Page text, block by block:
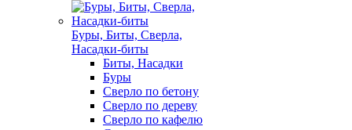
Буры, Биты, Сверла,
Насадки-биты
Биты, Насадки
Буры
Сверло по бетону
Сверло по дереву
Сверло по кафелю